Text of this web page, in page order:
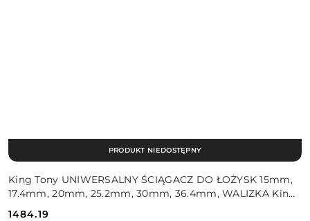
King Tony UNIWERSALNY ŚCIĄGACZ DO ŁOŻYSK 15mm,
17.4mm, 20mm, 25.2mm, 30mm, 36.4mm, WALIZKA King
1484.19
PRODUKT NIEDOSTĘPNY